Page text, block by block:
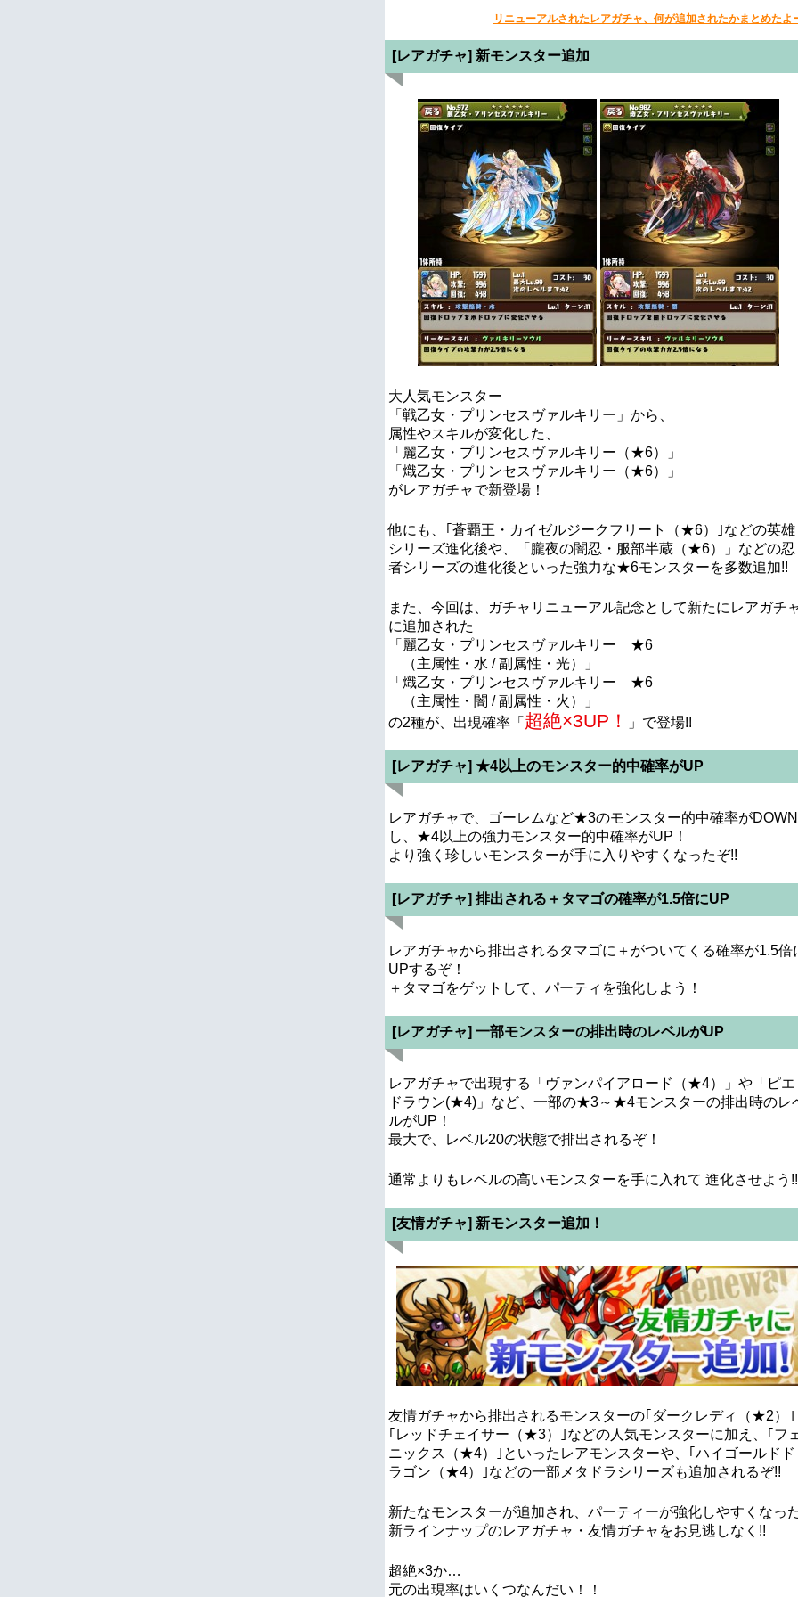
リニューアルされたレアガチャ、何が追加されたかまとめたよ
[レアガチャ] 新モンスター追加
大人気モンスター
「戦乙女・プリンセスヴァルキリー」から、
属性やスキルが変化した、
「麗乙女・プリンセスヴァルキリー（★6）」
「熾乙女・プリンセスヴァルキリー（★6）」
がレアガチャで新登場！
他にも、｢蒼覇王・カイゼルジークフリート（★6）｣などの英雄
シリーズ進化後や、「朧夜の闇忍・服部半蔵（★6）」などの忍
者シリーズの進化後といった強力な★6モンスターを多数追加!!
また、今回は、ガチャリニューアル記念として新たにレアガチ
に追加された
「麗乙女・プリンセスヴァルキリー ★6
（主属性・水 / 副属性・光）」
「熾乙女・プリンセスヴァルキリー ★6
（主属性・闇 / 副属性・火）」
の2種が、出現確率「 超絶×3UP！ 」で登場!!
[レアガチャ] ★4以上のモンスター的中確率がUP
レアガチャで、ゴーレムなど★3のモンスター的中確率がDOWN
し、★4以上の強力モンスター的中確率がUP！
より強く珍しいモンスターが手に入りやすくなったぞ!!
[レアガチャ] 排出される＋タマゴの確率が1.5倍にUP
レアガチャから排出されるタマゴに＋がついてくる確率が1.5倍
UPするぞ！
＋タマゴをゲットして、パーティを強化しよう！
[レアガチャ] 一部モンスターの排出時のレベルがUP
レアガチャで出現する「ヴァンパイアロード（★4）」や「ピエ
ドラウン(★4)」など、一部の★3～★4モンスターの排出時のレ
ルがUP！
最大で、レベル20の状態で排出されるぞ！
通常よりもレベルの高いモンスターを手に入れて 進化させよう!!
[友情ガチャ] 新モンスター追加！
友情ガチャから排出されるモンスターの｢ダークレディ（★2）｣
｢レッドチェイサー（★3）｣などの人気モンスターに加え、｢フ
ニックス（★4）｣といったレアモンスターや、｢ハイゴールドド
ラゴン（★4）｣などの一部メタドラシリーズも追加されるぞ!!
新たなモンスターが追加され、パーティーが強化しやすくなっ
新ラインナップのレアガチャ・友情ガチャをお見逃しなく!!
超絶×3か…
元の出現率はいくつなんだい！！